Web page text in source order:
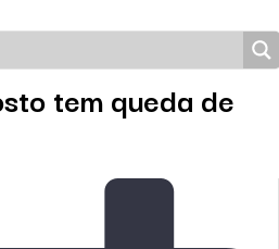
tem queda de